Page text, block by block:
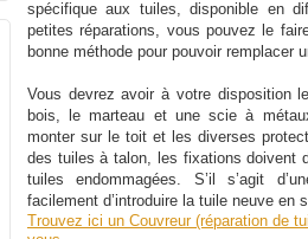
spécifique aux tuiles, disponible en
petites réparations, vous pouvez le
bonne méthode pour pouvoir remplacer
Vous devrez avoir à votre disposition
bois, le marteau et une scie à
monter sur le toit et les diverses
des tuiles à talon, les fixations doivent
tuiles endommagées. S’il s’agit
facilement d’introduire la tuile neuve en
Trouvez ici un Couvreur (réparation de